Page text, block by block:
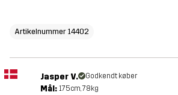
Artikelnummer 14402
Jasper V. Godkendt køber
Mål: 175cm, 78kg